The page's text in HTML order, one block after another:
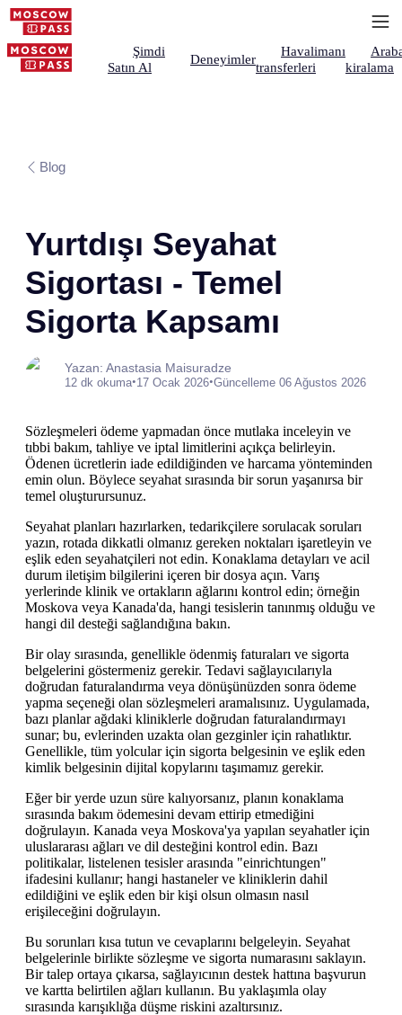
Şimdi
Satın Al
Deneyimler
Havalimanı
transferleri
kiralama
Blog
Yurtdışı Seyahat
Sigortası - Temel
Sigorta Kapsamı
Yazan: Anastasia Maisuradze
12 dk okuma•17 Ocak 2026•Güncelleme 06 Ağustos 2026
Sözleşmeleri ödeme yapmadan önce mutlaka inceleyin ve
tıbbi bakım, tahliye ve iptal limitlerini açıkça belirleyin.
Ödenen ücretlerin iade edildiğinden ve harcama yönteminden
emin olun. Böylece seyahat sırasında bir sorun yaşanırsa bir
temel oluşturursunuz.
Seyahat planları hazırlarken, tedarikçilere sorulacak soruları
yazın, rotada dikkatli olmanız gereken noktaları işaretleyin ve
eşlik eden seyahatçileri not edin. Konaklama detayları ve acil
durum iletişim bilgilerini içeren bir dosya açın. Varış
yerlerinde klinik ve ortakların ağlarını kontrol edin; örneğin
Moskova veya Kanada'da, hangi tesislerin tanınmış olduğu ve
hangi dil desteği sağlandığına bakın.
Bir olay sırasında, genellikle ödenmiş faturaları ve sigorta
belgelerini göstermeniz gerekir. Tedavi sağlayıcılarıyla
doğrudan faturalandırma veya dönüşünüzden sonra ödeme
yapma seçeneği olan sözleşmeleri aramalısınız. Uygulamada,
bazı planlar ağdaki kliniklerle doğrudan faturalandırmayı
sunar; bu, evlerinden uzakta olan gezginler için rahatlıktır.
Genellikle, tüm yolcular için sigorta belgesinin ve eşlik eden
kimlik belgesinin dijital kopylarını taşımamız gerekir.
Eğer bir yerde uzun süre kalıyorsanız, planın konaklama
sırasında bakım ödemesini devam ettirip etmediğini
doğrulayın. Kanada veya Moskova'ya yapılan seyahatler için
uluslararası ağları ve dil desteğini kontrol edin. Bazı
politikalar, listelenen tesisler arasında "einrichtungen"
ifadesini kullanır; hangi hastaneler ve kliniklerin dahil
edildiğini ve eşlik eden bir kişi olsun olmasın nasıl
erişileceğini doğrulayın.
Bu sorunları kısa tutun ve cevaplarını belgeleyin. Seyahat
belgelerinle birlikte sözleşme ve sigorta numarasını saklayın.
Bir talep ortaya çıkarsa, sağlayıcının destek hattına başvurun
ve kartta belirtilen ağları kullanın. Bu yaklaşımla olay
sırasında karışıklığa düşme riskini azaltırsınız.